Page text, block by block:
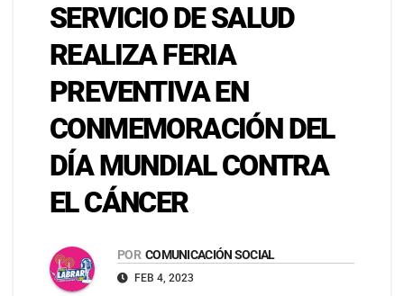
SERVICIO DE SALUD
REALIZA FERIA
PREVENTIVA EN
CONMEMORACIÓN DEL
DÍA MUNDIAL CONTRA
EL CÁNCER
POR COMUNICACIÓN SOCIAL
FEB 4, 2023